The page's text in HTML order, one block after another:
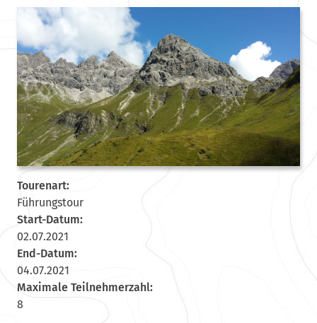
Tourenart:
Führungstour
Start-Datum:
02.07.2021
End-Datum:
04.07.2021
Maximale Teilnehmerzahl:
8